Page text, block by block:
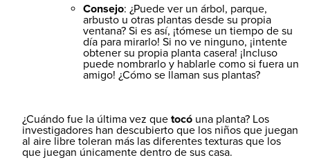
Consejo: ¿Puede ver un árbol, parque,
arbusto u otras plantas desde su propia
ventana? Si es así, ¡tómese un tiempo de su
día para mirarlo! Si no ve ninguno, ¡intente
obtener su propia planta casera! ¡Incluso
puede nombrarlo y hablarle como si fuera un
amigo! ¿Cómo se llaman sus plantas?
¿Cuándo fue la última vez que tocó una planta? Los
investigadores han descubierto que los niños que juegan
al aire libre toleran más las diferentes texturas que los
que juegan únicamente dentro de sus casa.